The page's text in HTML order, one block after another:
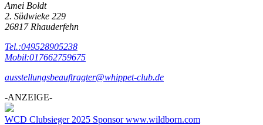
Amei Boldt
2. Südwieke 229
26817 Rhauderfehn
Tel.:049528905238
Mobil:017662759675
ausstellungsbeauftragter@whippet-club.de
-ANZEIGE-
WCD Clubsieger 2025 Sponsor www.wildborn.com